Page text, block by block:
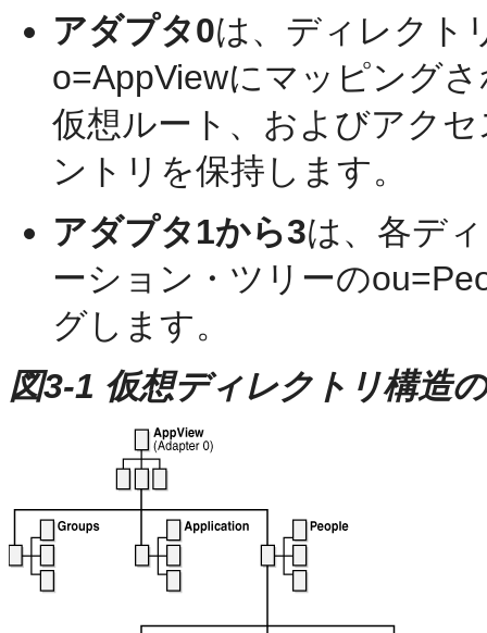
アダプタ0は、ディレクト
o=AppViewにマッピング
仮想ルート、およびアク
ントリを保持します。
アダプタ1から3は、各デ
ーション・ツリーの
グします。
図3-1 仮想ディレクトリ構造